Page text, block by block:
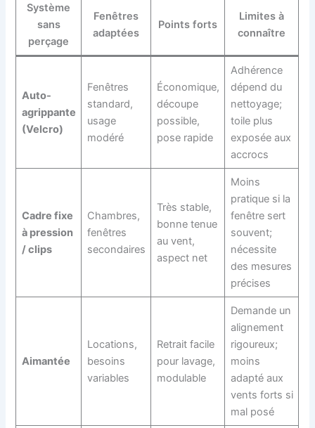
Système
sans
perçage
Fenêtres
adaptées
Points forts
Limites à
connaître
Auto-
agrippante
(Velcro)
Fenêtres
standard,
usage
modéré
Économique,
découpe
possible,
pose rapide
Adhérence
dépend du
nettoyage;
toile plus
exposée aux
accrocs
Cadre fixe
à pression
/ clips
Chambres,
fenêtres
secondaires
Très stable,
bonne tenue
au vent,
aspect net
Moins
pratique si la
fenêtre sert
souvent;
nécessite
des mesures
précises
Aimantée
Locations,
besoins
variables
Retrait facile
pour lavage,
modulable
Demande un
alignement
rigoureux;
moins
adapté aux
vents forts si
mal posé